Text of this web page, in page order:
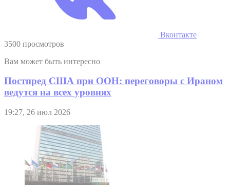
Вконтакте
3500 просмотров
Вам может быть интересно
Постпред США при ООН: переговоры с Ираном
ведутся на всех уровнях
19:27, 26 июл 2026